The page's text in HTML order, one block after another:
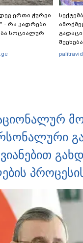
ერთი ჭურვი
- რა კადრები
სოციალურ